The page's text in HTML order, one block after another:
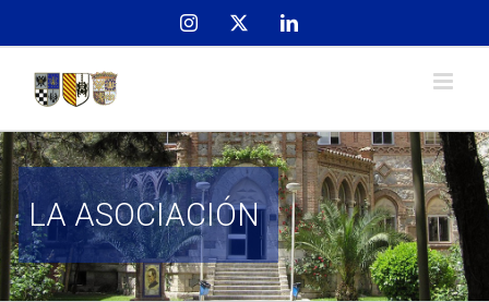
content
Instagram LinkedIn
LA ASOCIACIÓN